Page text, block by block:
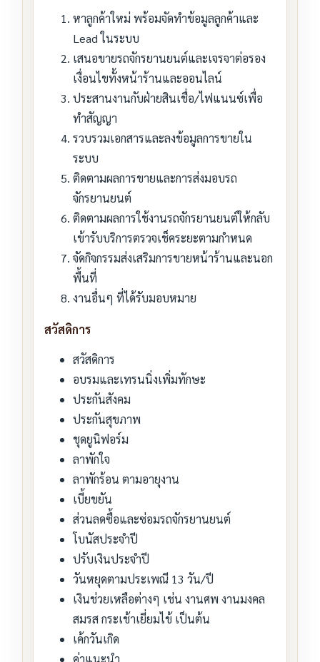
หาลูกค้าใหม่ พร้อมจัดทำข้อมูลลูกค้าและ
Lead ในระบบ
เสนอขายรถจักรยานยนต์และเจรจาต่อรอง
เงื่อนไขทั้งหน้าร้านและออนไลน์
ประสานงานกับฝ่ายสินเชื่อ/ไฟแนนซ์เพื่อ
ทำสัญญา
รวบรวมเอกสารและลงข้อมูลการขายใน
ระบบ
ติดตามผลการขายและการส่งมอบรถ
จักรยานยนต์
ติดตามผลการใช้งานรถจักรยานยนต์ให้กลับ
เข้ารับบริการตรวจเช็คระยะตามกำหนด
จัดกิจกรรมส่งเสริมการขายหน้าร้านและนอก
พื้นที่
งานอื่นๆ ที่ได้รับมอบหมาย
สวัสดิการ
สวัสดิการ
อบรมและเทรนนิ่งเพิ่มทักษะ
ประกันสังคม
ประกันสุขภาพ
ชุดยูนิฟอร์ม
ลาพักใจ
ลาพักร้อน ตามอายุงาน
เบี้ยขยัน
ส่วนลดซื้อและซ่อมรถจักรยานยนต์
โบนัสประจำปี
ปรับเงินประจำปี
วันหยุดตามประเพณี 13 วัน/ปี
เงินช่วยเหลือต่างๆ เช่น งานศพ งานมงคล
สมรส กระเช้าเยี่ยมไข้ เป็นต้น
เค้กวันเกิด
ค่าแนะนำ